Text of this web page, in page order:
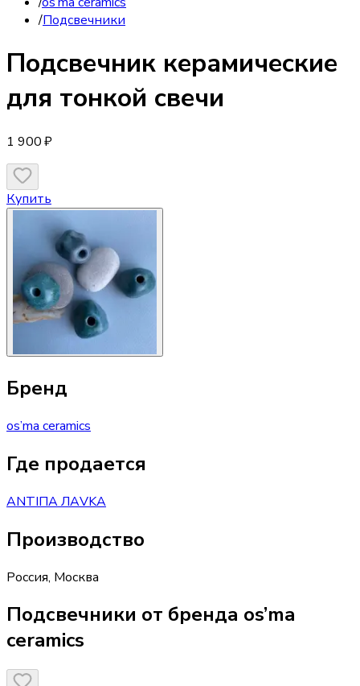
/Подсвечники
Подсвечник керамические
для тонкой свечи
1 900 ₽
Купить
Бренд
os’ma ceramics
Где продается
ANTIПА ЛАVKA
Производство
Россия, Москва
Подсвечники от бренда os’ma
ceramics